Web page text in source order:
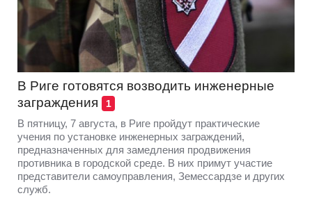
В Риге готовятся возводить инженерные
заграждения
1
В пятницу, 7 августа, в Риге пройдут практические
учения по установке инженерных заграждений,
предназначенных для замедления продвижения
противника в городской среде. В них примут участие
представители самоуправления, Земессардзе и других
служб.